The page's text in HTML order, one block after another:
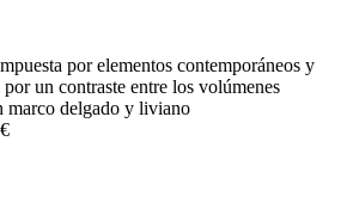
por elementos contemporáneos y
un contraste entre los volúmenes
marco delgado y liviano